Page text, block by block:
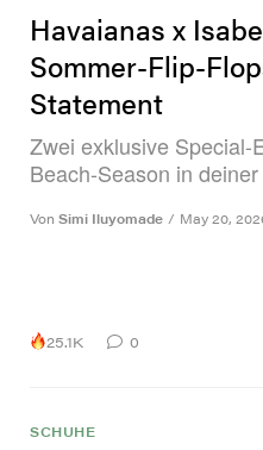
Havaianas x
Sommer-Flip-
Statement
Zwei exklusive Special-
Beach-Season in
Von Simi Iluyomade / May 20,
25.1K 0
SCHUHE